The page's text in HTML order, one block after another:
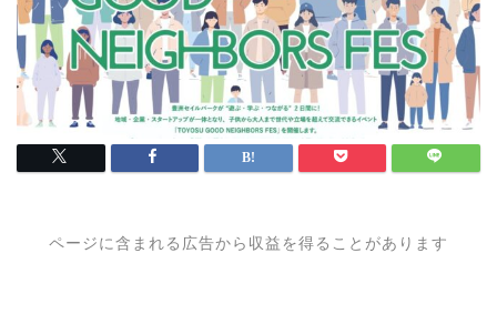
ページに含まれる広告から収益を得ることがあります